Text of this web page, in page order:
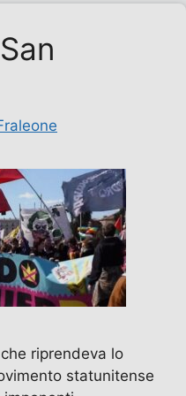
riprendeva lo
statunitense